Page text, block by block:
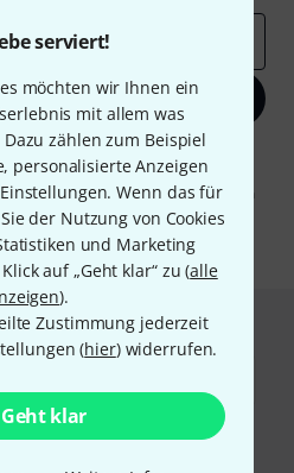
serviert!
möchten wir Ihnen ein
mit allem was
zählen zum Beispiel
personalisierte Anzeigen
Wenn das für
der Nutzung von Cookies
und Marketing
auf „Geht klar“ zu (alle
).
Zustimmung jederzeit
(hier) widerrufen.
Geht klar
anmelden
stimmen Sie dem Erhalt von E-Mail-
E-Mail-Nutzungsverhaltens zu. Die
Weitere Informationen finden Sie in
.
Pflichtfeld